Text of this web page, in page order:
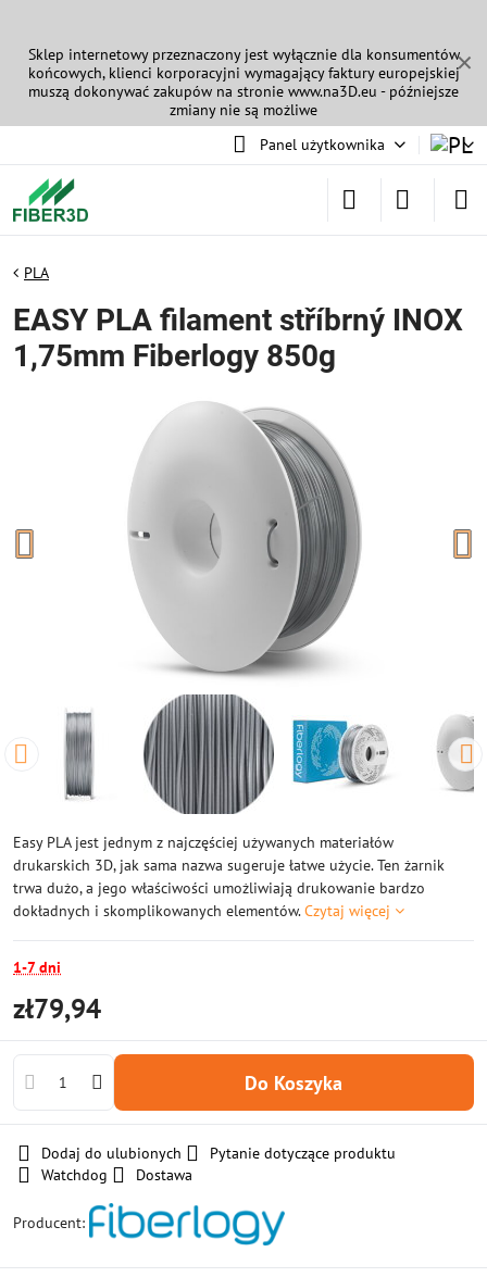
✕
Sklep internetowy przeznaczony jest wyłącznie dla konsumentów
końcowych, klienci korporacyjni wymagający faktury europejskiej
muszą dokonywać zakupów na stronie www.na3D.eu - późniejsze
zmiany nie są możliwe
Panel użytkownika
PLA
EASY PLA filament stříbrný INOX
1,75mm Fiberlogy 850g
Easy PLA jest jednym z najczęściej używanych materiałów
drukarskich 3D, jak sama nazwa sugeruje łatwe użycie. Ten żarnik
trwa dużo, a jego właściwości umożliwiają drukowanie bardzo
dokładnych i skomplikowanych elementów.Czytaj więcej
1-7 dni
zł79,94
Do Koszyka
Dodaj do ulubionych
Pytanie dotyczące produktu
Watchdog
Dostawa
Producent: